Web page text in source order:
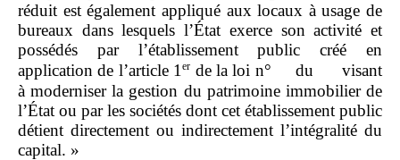
réduit est également appliqué aux locaux à usage de
bureaux dans lesquels l’État exerce son activité et
possédés par l’établissement public créé en
application de l’article 1er de la loi n° du visant
à moderniser la gestion du patrimoine immobilier de
l’État ou par les sociétés dont cet établissement public
détient directement ou indirectement l’intégralité du
capital. »